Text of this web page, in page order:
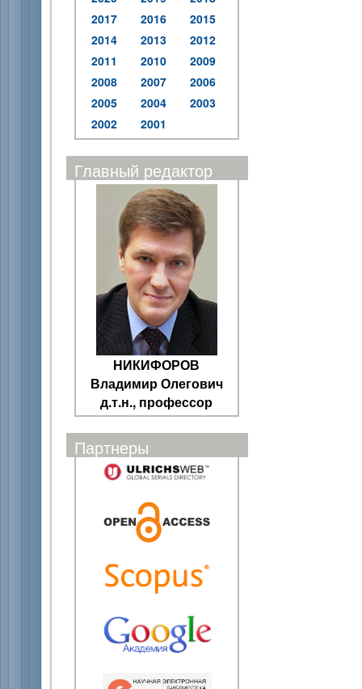
2017
2016
2015
2014
2013
2012
2011
2010
2009
2008
2007
2006
2005
2004
2003
2002
2001
Главный редактор
НИКИФОРОВ
Владимир Олегович
д.т.н., профессор
Партнеры